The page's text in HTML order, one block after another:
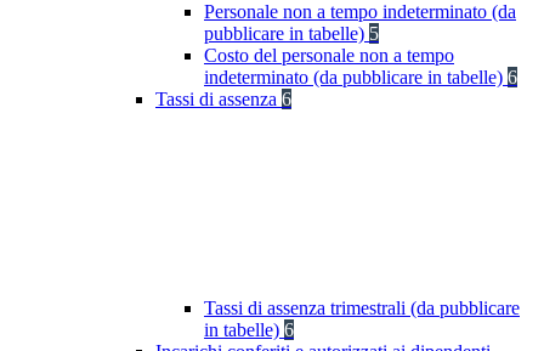
Personale non a tempo indeterminato (da
pubblicare in tabelle) 5
Costo del personale non a tempo
indeterminato (da pubblicare in tabelle) 6
Tassi di assenza 6
Tassi di assenza trimestrali (da pubblicare
in tabelle) 6